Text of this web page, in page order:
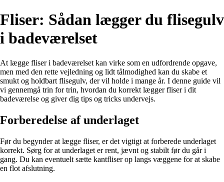
Fliser: Sådan lægger du flisegulv
i badeværelset
At lægge fliser i badeværelset kan virke som en udfordrende opgave,
men med den rette vejledning og lidt tålmodighed kan du skabe et
smukt og holdbart flisegulv, der vil holde i mange år. I denne guide vil
vi gennemgå trin for trin, hvordan du korrekt lægger fliser i dit
badeværelse og giver dig tips og tricks undervejs.
Forberedelse af underlaget
Før du begynder at lægge fliser, er det vigtigt at forberede underlaget
korrekt. Sørg for at underlaget er rent, jævnt og stabilt før du går i
gang. Du kan eventuelt sætte kantfliser op langs væggene for at skabe
en flot afslutning.